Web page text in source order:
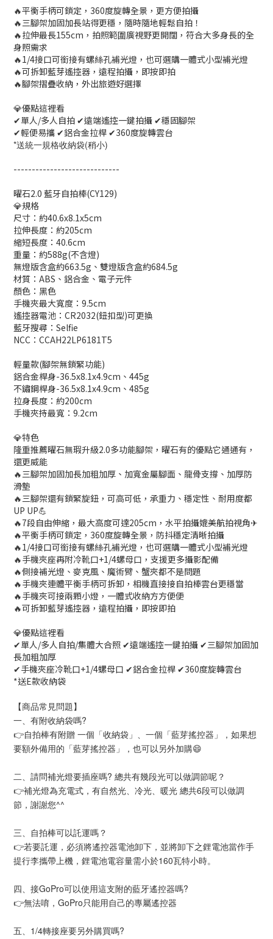
🔥平衡手柄可鎖定，360度旋轉全景，更方便拍攝
🔥三腳架加固加長站得更穩，隨時隨地輕鬆自拍！
🔥拉伸最長155cm，拍照範圍廣視野更開闊，符合大多身長的全
身照需求
🔥1/4接口可銜接有螺絲孔補光燈，也可選購一體式小型補光燈
🔥可拆卸藍芽遙控器，遠程拍攝，即按即拍
🔥腳架摺疊收納，外出旅遊好選擇
💎優點這裡看
✔單人/多人自拍 ✔遠端遙控一鍵拍攝 ✔穩固腳架
✔輕便易攜 ✔鋁合金拉桿 ✔360度旋轉雲台
*送統一規格收納袋(稍小)
-----------------------------
曜石2.0 藍牙自拍棒(CY129)
💎規格
尺寸：約40.6x8.1x5cm
拉伸長度：約205cm
縮短長度：40.6cm
重量：約588g(不含燈)
無燈版含盒約663.5g、雙燈版含盒約684.5g
材質：ABS、鋁合金、電子元件
顏色：黑色
手機夾最大寬度：9.5cm
遙控器電池：CR2032(鈕扣型)可更換
藍牙搜尋：Selfie
NCC：CCAH22LP6181T5
輕量款(腳架無鎖緊功能)
鋁合金桿身-36.5x8.1x4.9cm、445g
不鏽鋼桿身-36.5x8.1x4.9cm、485g
拉身長度：約200cm
手機夾持最寬：9.2cm
💎特色
隆重推薦曜石無瑕升級2.0多功能腳架，曜石有的優點它通通有，
還更威能
🔥三腳架加固加長加粗加厚、加寬金屬腳面、龍骨支撐、加厚防
滑墊
🔥三腳架還有鎖緊旋鈕，可高可低，承重力、穩定性、耐用度都
UP UP💪
🔥7段自由伸縮，最大高度可達205cm，水平拍攝媲美航拍視角✈
🔥平衡手柄可鎖定，360度旋轉全景，防抖穩定清晰拍攝
🔥1/4接口可銜接有螺絲孔補光燈，也可選購一體式小型補光燈
🔥手機夾座再附冷靴口+1/4螺母口，支援更多攝影配備
🔥側接補光燈、麥克風、魔術臂、蟹夾都不是問題
🔥手機夾連體平衡手柄可拆卸，相機直接接自拍棒雲台更穩當
🔥手機夾可接兩顆小燈，一體式收納方方便便
🔥可拆卸藍芽遙控器，遠程拍攝，即按即拍
💎優點這裡看
✔單人/多人自拍/集體大合照 ✔遠端遙控一鍵拍攝 ✔三腳架加固加
長加粗加厚
✔手機夾座冷靴口+1/4螺母口 ✔鋁合金拉桿 ✔360度旋轉雲台
*送E款收納袋
【商品常見問題】
一、有附收納袋嗎?
👉自拍棒有附贈 一個「收納袋」、一個「藍芽搖控器」，如果想
要額外備用的「藍芽搖控器」，也可以另外加購😄
二、請問補光燈要插座嗎? 總共有幾段光可以做調節呢？
👉補光燈為充電式，有自然光、冷光、暖光 總共6段可以做調
節，謝謝您^^
三、自拍棒可以託運嗎？
👉若要託運，必須將遙控器電池卸下，並將卸下之鋰電池當作手
提行李攜帶上機，鋰電池電容量需小於160瓦特小時。
四、接GoPro可以使用這支附的藍牙遙控器嗎?
👉無法唷，GoPro只能用自己的專屬遙控器
五、1/4轉接座要另外購買嗎?